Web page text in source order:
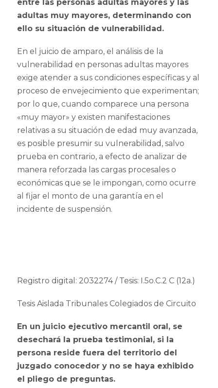
entre las personas adultas mayores y las
adultas muy mayores, determinando con
ello su situación de vulnerabilidad.
En el juicio de amparo, el análisis de la
vulnerabilidad en personas adultas mayores
exige atender a sus condiciones específicas y al
proceso de envejecimiento que experimentan;
por lo que, cuando comparece una persona
«muy mayor» y existen manifestaciones
relativas a su situación de edad muy avanzada,
es posible presumir su vulnerabilidad, salvo
prueba en contrario, a efecto de analizar de
manera reforzada las cargas procesales o
económicas que se le impongan, como ocurre
al fijar el monto de una garantía en el
incidente de suspensión.
Registro digital: 2032274 / Tesis: I.5o.C.2 C (12a.)
Tesis Aislada Tribunales Colegiados de Circuito
En un juicio ejecutivo mercantil oral, se
desechará la prueba testimonial, si la
persona reside fuera del territorio del
juzgado conocedor y no se haya exhibido
el pliego de preguntas.